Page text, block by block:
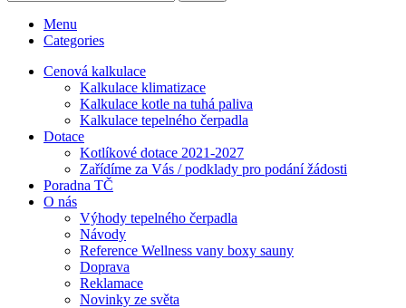
Menu
Categories
Cenová kalkulace
Kalkulace klimatizace
Kalkulace kotle na tuhá paliva
Kalkulace tepelného čerpadla
Dotace
Kotlíkové dotace 2021-2027
Zařídíme za Vás / podklady pro podání žádosti
Poradna TČ
O nás
Výhody tepelného čerpadla
Návody
Reference Wellness vany boxy sauny
Doprava
Reklamace
Novinky ze světa